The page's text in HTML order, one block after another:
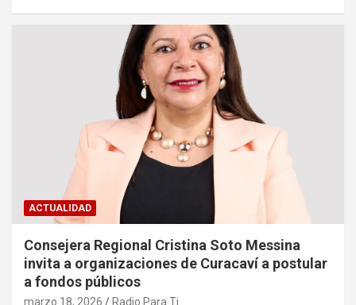
ACTUALIDAD
Consejera Regional Cristina Soto Messina
invita a organizaciones de Curacaví a postular
a fondos públicos
marzo 18, 2026 Radio Para Ti